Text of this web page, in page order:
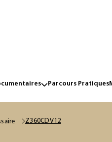
Parcours Pratiques
Z360CDV12